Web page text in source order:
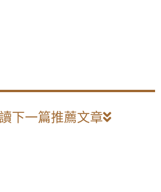
下一篇推薦文章